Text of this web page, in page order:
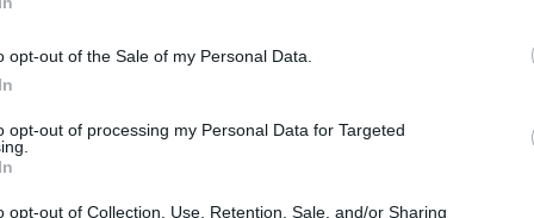
opt-out of the Sale of my Personal Data.
opt-out of processing my Personal Data for Targeted
opt-out of Collection, Use, Retention, Sale, and/or Sharing
hans sista i karriären
att det blir det sista. Då får jag fundera om jag
här säsongen men skulle det vara så att det
åka skidor, det är jag ganska säker på,